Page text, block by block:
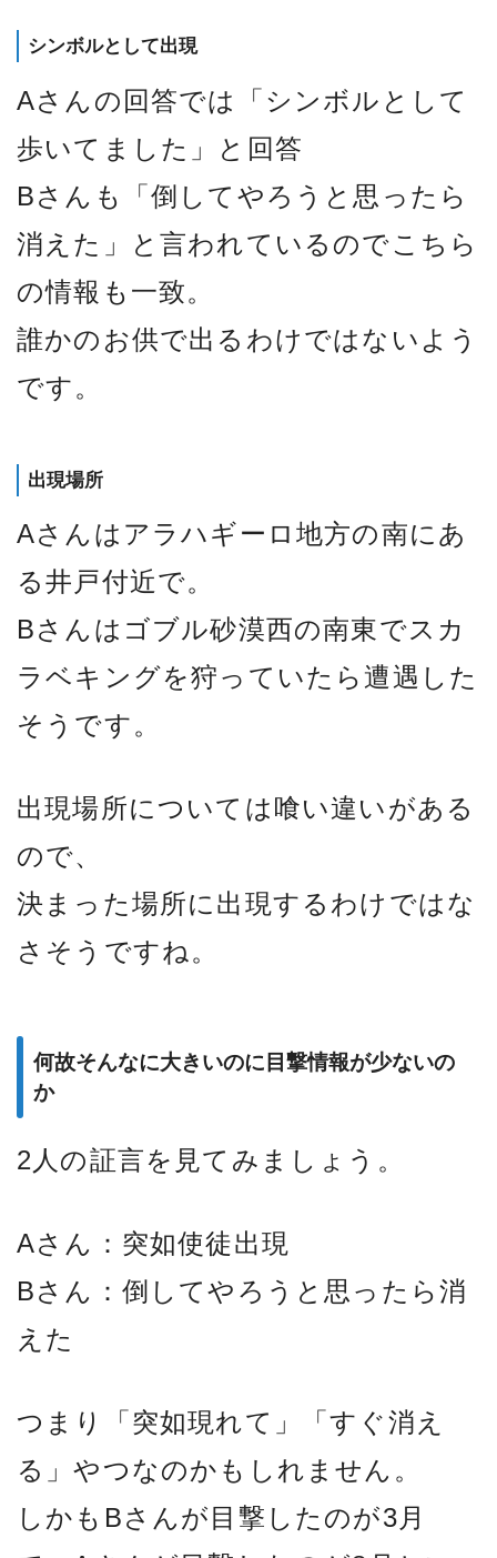
シンボルとして出現
Aさんの回答では「シンボルとして
歩いてました」と回答
Bさんも「倒してやろうと思ったら
消えた」と言われているのでこちら
の情報も一致。
誰かのお供で出るわけではないよう
です。
出現場所
Aさんはアラハギーロ地方の南にあ
る井戸付近で。
Bさんはゴブル砂漠西の南東でスカ
ラベキングを狩っていたら遭遇した
そうです。
出現場所については喰い違いがある
ので、
決まった場所に出現するわけではな
さそうですね。
何故そんなに大きいのに目撃情報が少ないの
か
2人の証言を見てみましょう。
Aさん：突如使徒出現
Bさん：倒してやろうと思ったら消
えた
つまり「突如現れて」「すぐ消え
る」やつなのかもしれません。
しかもBさんが目撃したのが3月